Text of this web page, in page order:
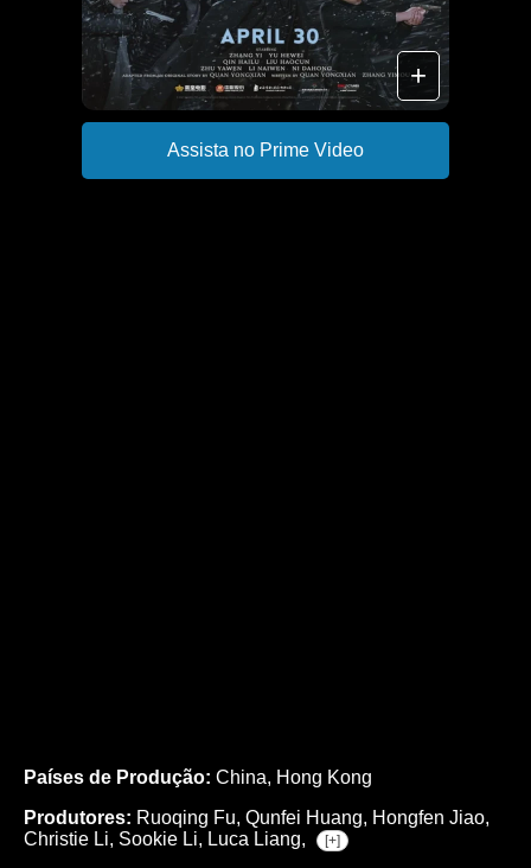
+
Assista no Prime Video
Países de Produção: China, Hong Kong
Produtores: Ruoqing Fu, Qunfei Huang, Hongfen Jiao,
Christie Li, Sookie Li, Luca Liang, [+]